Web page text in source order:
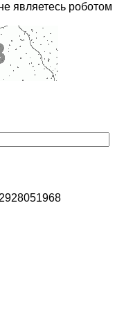
являетесь роботом